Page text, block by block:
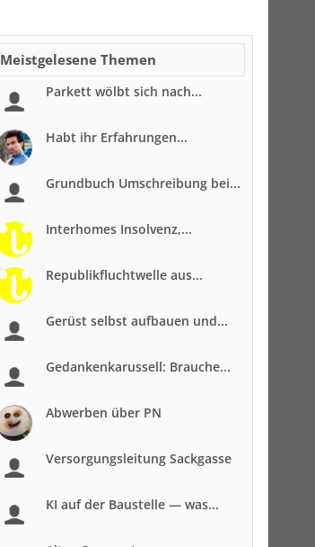
Meistgelesene Themen
Parkett wölbt sich nach...
Habt ihr Erfahrungen...
Grundbuch Umschreibung bei...
Interhomes Insolvenz,...
Republikfluchtwelle aus...
Gerüst selbst aufbauen und...
Gedankenkarussell: Brauche...
Abwerben über PN
Versorgungsleitung Sackgasse
KI auf der Baustelle — was...